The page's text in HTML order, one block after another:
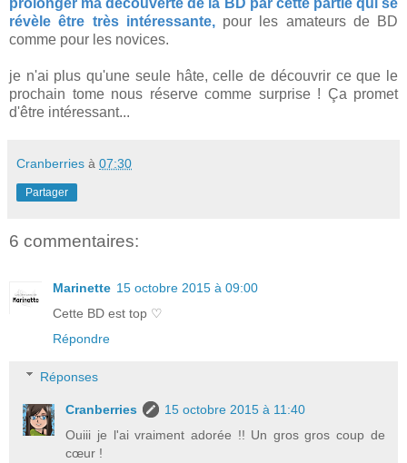
révèle être très intéressante,pour les amateurs de BD
comme pour les novices.
je n'ai plus qu'une seule hâte, celle de découvrir ce que le
prochain tome nous réserve comme surprise ! Ça promet
d'être intéressant...
Cranberries à 07:30
Partager
6 commentaires:
Marinette 15 octobre 2015 à 09:00
Cette BD est top ♡
Répondre
Réponses
Cranberries
15 octobre 2015 à 11:40
Ouiii je l'ai vraiment adorée !! Un gros gros coup de
cœur !